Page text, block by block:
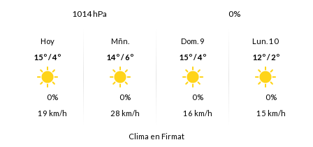
1014 hPa
0%
Hoy
15º / 4º
0%
19 km/h
Mñn.
14º / 6º
0%
28 km/h
Dom. 9
15º / 4º
0%
16 km/h
Lun. 10
12º / 2º
0%
15 km/h
Clima en Firmat